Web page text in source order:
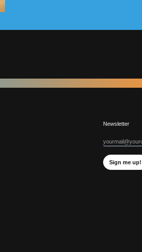
Newsletter
Sign me up!